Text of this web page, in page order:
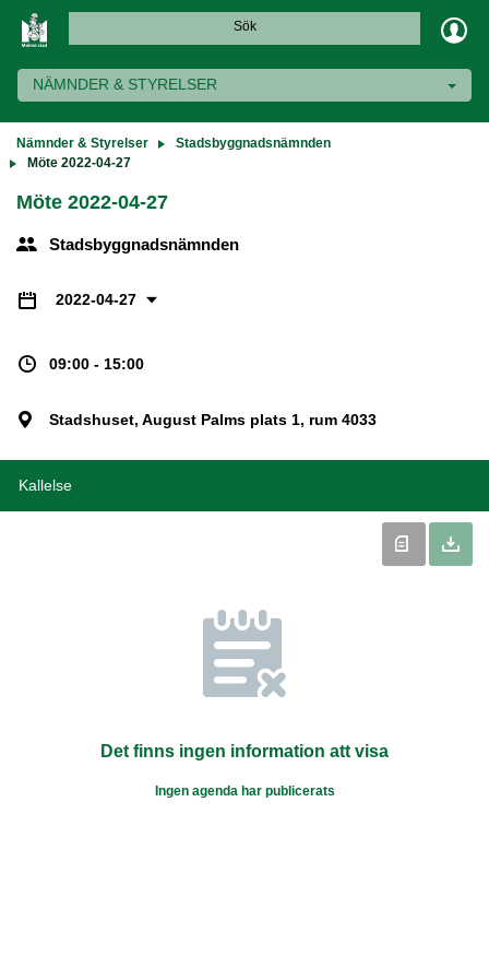
Sök
NÄMNDER & STYRELSER
Nämnder & Styrelser
Stadsbyggnadsnämnden
Möte 2022-04-27
Möte 2022-04-27
Stadsbyggnadsnämnden
2022-04-27
09:00 - 15:00
Stadshuset, August Palms plats 1, rum 4033
Kallelse
Det finns ingen information att visa
Ingen agenda har publicerats